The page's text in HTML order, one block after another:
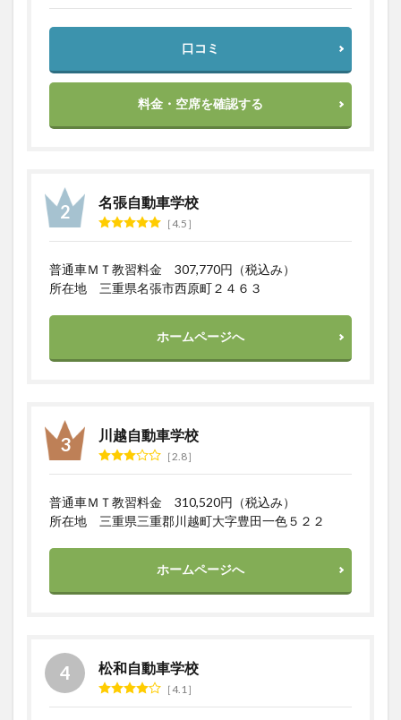
自動
車学
2.3
3．京
ル
3
まと
め
口コミ
料金・空席を確認する
名張自動車学校
4.5
普通車ＭＴ教習料金 307,770円（税込み）
所在地 三重県名張市西原町２４６３
ホームページへ
川越自動車学校
2.8
普通車ＭＴ教習料金 310,520円（税込み）
所在地 三重県三重郡川越町大字豊田一色５２２
ホームページへ
松和自動車学校
4.1